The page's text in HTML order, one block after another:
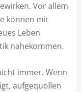
Vor allem
können mit
Leben
nahekommen.
immer. Wenn
aufgequollen